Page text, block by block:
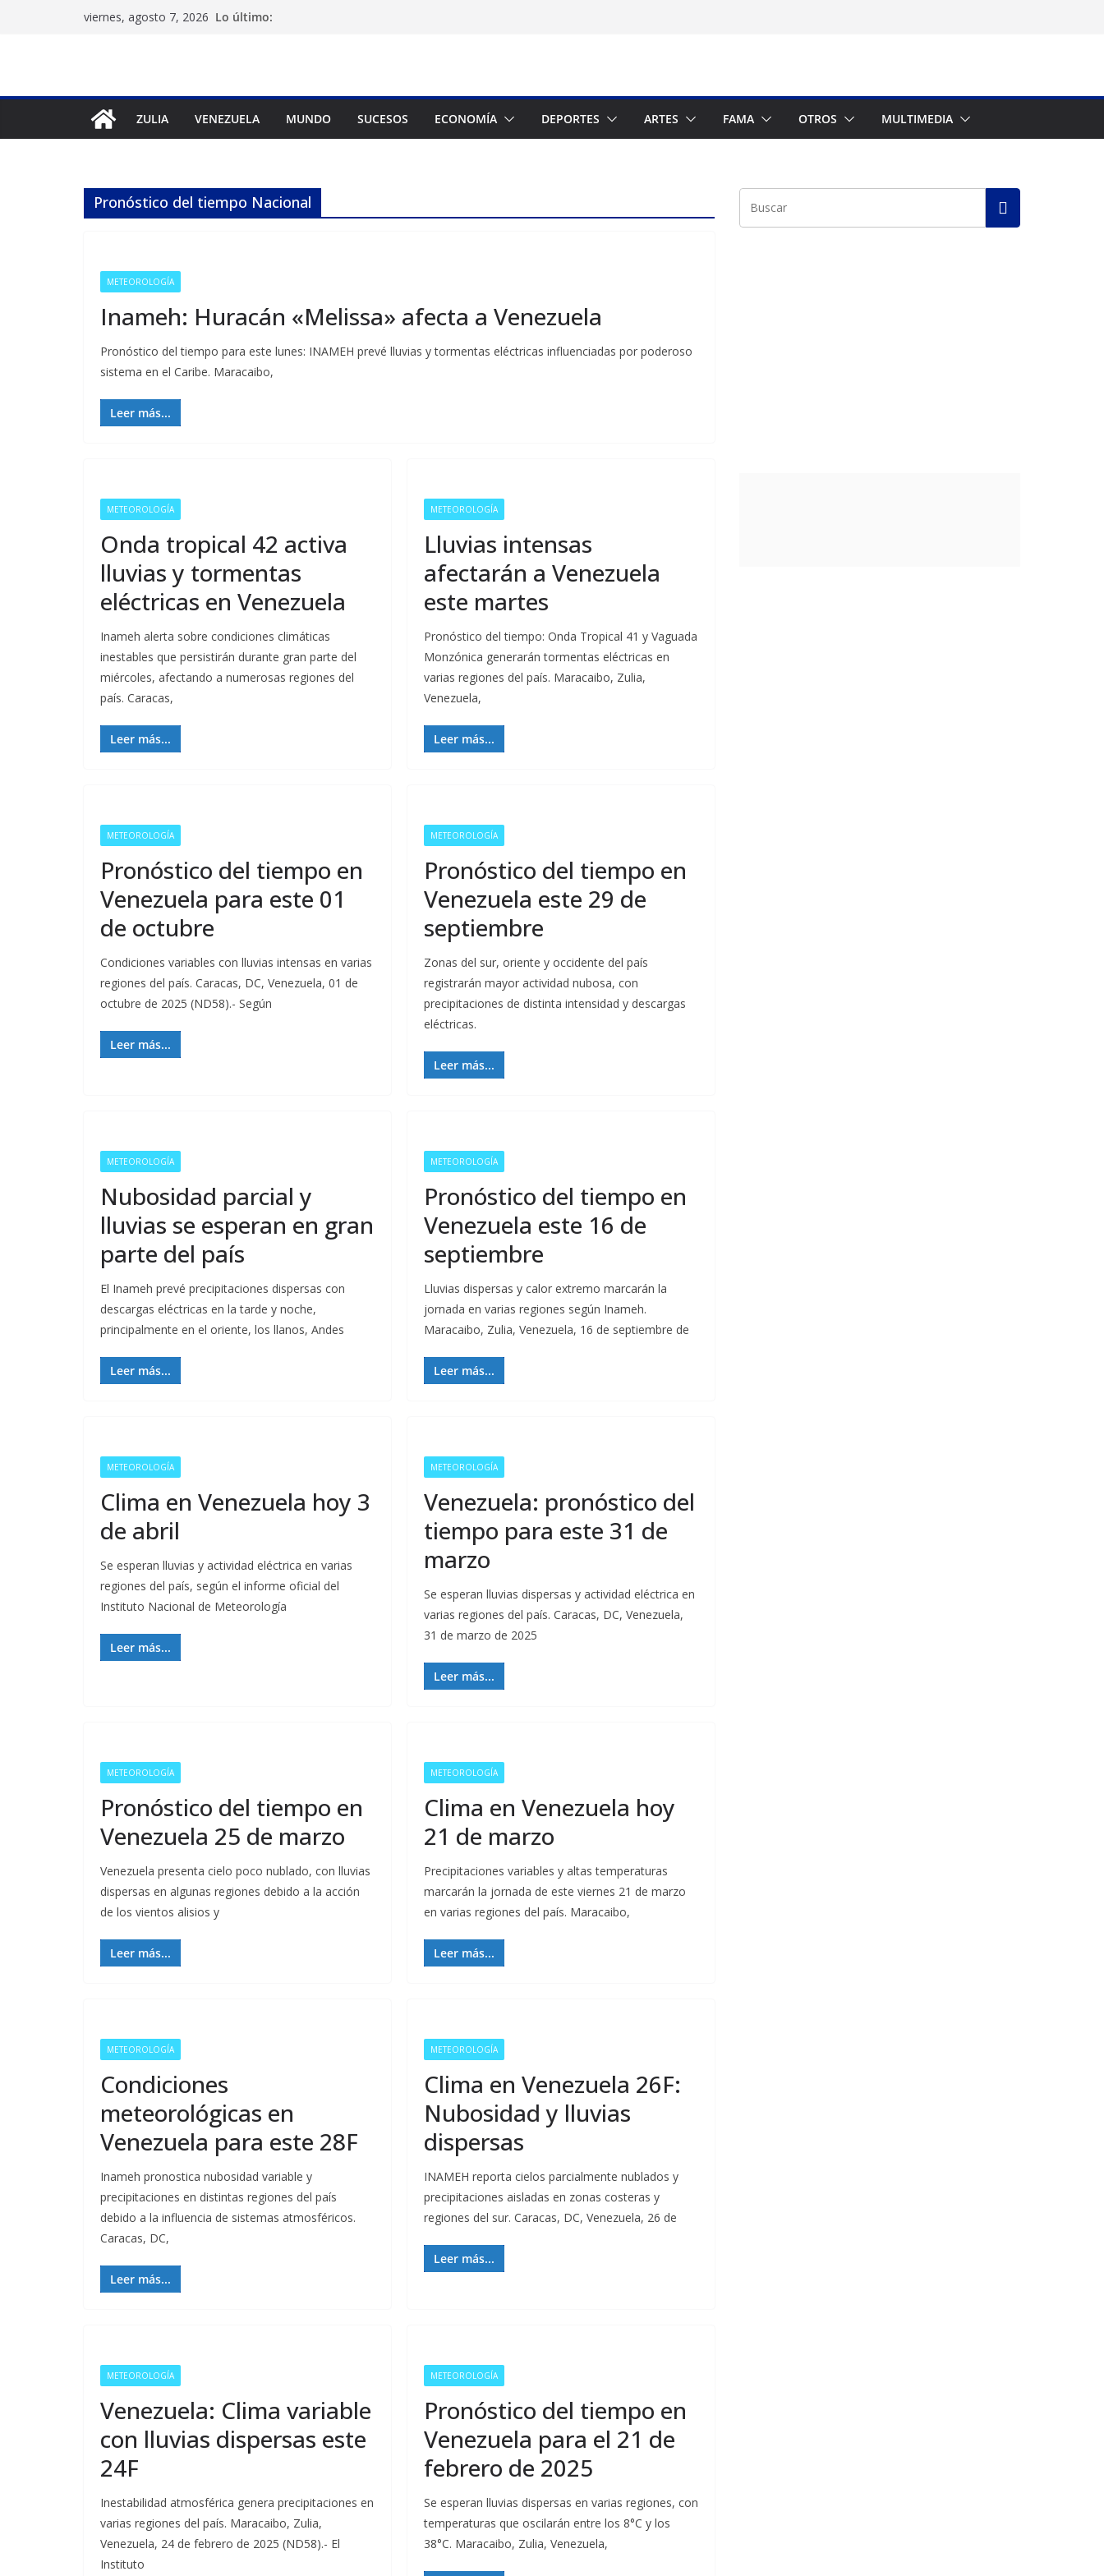
viernes, agosto 7, 2026 Lo último:
ZULIA VENEZUELA MUNDO SUCESOS ECONOMÍA DEPORTES ARTES FAMA OTROS MULTIMEDIA
Pronóstico del tiempo Nacional
METEOROLOGÍA
Inameh: Huracán «Melissa» afecta a Venezuela
Pronóstico del tiempo para este lunes: INAMEH prevé lluvias y tormentas eléctricas influenciadas por poderoso
sistema en el Caribe. Maracaibo,
Leer más...
METEOROLOGÍA
Onda tropical 42 activa
lluvias y tormentas
eléctricas en Venezuela
Inameh alerta sobre condiciones climáticas
inestables que persistirán durante gran parte del
miércoles, afectando a numerosas regiones del
país. Caracas,
Leer más...
METEOROLOGÍA
Lluvias intensas
afectarán a Venezuela
este martes
Pronóstico del tiempo: Onda Tropical 41 y Vaguada
Monzónica generarán tormentas eléctricas en
varias regiones del país. Maracaibo, Zulia,
Venezuela,
Leer más...
METEOROLOGÍA
Pronóstico del tiempo en
Venezuela para este 01
de octubre
Condiciones variables con lluvias intensas en varias
regiones del país. Caracas, DC, Venezuela, 01 de
octubre de 2025 (ND58).- Según
Leer más...
METEOROLOGÍA
Pronóstico del tiempo en
Venezuela este 29 de
septiembre
Zonas del sur, oriente y occidente del país
registrarán mayor actividad nubosa, con
precipitaciones de distinta intensidad y descargas
eléctricas.
Leer más...
METEOROLOGÍA
Nubosidad parcial y
lluvias se esperan en gran
parte del país
El Inameh prevé precipitaciones dispersas con
descargas eléctricas en la tarde y noche,
principalmente en el oriente, los llanos, Andes
Leer más...
METEOROLOGÍA
Pronóstico del tiempo en
Venezuela este 16 de
septiembre
Lluvias dispersas y calor extremo marcarán la
jornada en varias regiones según Inameh.
Maracaibo, Zulia, Venezuela, 16 de septiembre de
Leer más...
METEOROLOGÍA
Clima en Venezuela hoy 3
de abril
Se esperan lluvias y actividad eléctrica en varias
regiones del país, según el informe oficial del
Instituto Nacional de Meteorología
Leer más...
METEOROLOGÍA
Venezuela: pronóstico del
tiempo para este 31 de
marzo
Se esperan lluvias dispersas y actividad eléctrica en
varias regiones del país. Caracas, DC, Venezuela,
31 de marzo de 2025
Leer más...
METEOROLOGÍA
Pronóstico del tiempo en
Venezuela 25 de marzo
Venezuela presenta cielo poco nublado, con lluvias
dispersas en algunas regiones debido a la acción
de los vientos alisios y
Leer más...
METEOROLOGÍA
Clima en Venezuela hoy
21 de marzo
Precipitaciones variables y altas temperaturas
marcarán la jornada de este viernes 21 de marzo
en varias regiones del país. Maracaibo,
Leer más...
METEOROLOGÍA
Condiciones
meteorológicas en
Venezuela para este 28F
Inameh pronostica nubosidad variable y
precipitaciones en distintas regiones del país
debido a la influencia de sistemas atmosféricos.
Caracas, DC,
Leer más...
METEOROLOGÍA
Clima en Venezuela 26F:
Nubosidad y lluvias
dispersas
INAMEH reporta cielos parcialmente nublados y
precipitaciones aisladas en zonas costeras y
regiones del sur. Caracas, DC, Venezuela, 26 de
Leer más...
METEOROLOGÍA
Venezuela: Clima variable
con lluvias dispersas este
24F
Inestabilidad atmosférica genera precipitaciones en
varias regiones del país. Maracaibo, Zulia,
Venezuela, 24 de febrero de 2025 (ND58).- El
Instituto
METEOROLOGÍA
Pronóstico del tiempo en
Venezuela para el 21 de
febrero de 2025
Se esperan lluvias dispersas en varias regiones, con
temperaturas que oscilarán entre los 8°C y los
38°C. Maracaibo, Zulia, Venezuela,